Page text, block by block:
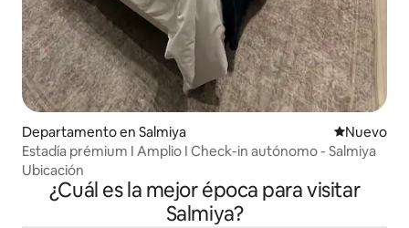
Departamento en Salmiya Lugar
Nuevo
Estadía prémium I Amplio I Check-in autónomo - Salmiya
Ubicación
¿Cuál es la mejor época para visitar
Salmiya?